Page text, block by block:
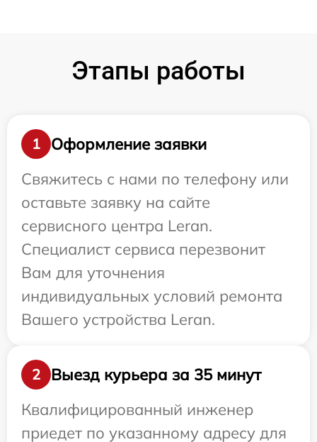
Этапы работы
1
Оформление заявки
Свяжитесь с нами по телефону или
оставьте заявку на сайте
сервисного центра Leran.
Специалист сервиса перезвонит
Вам для уточнения
индивидуальных условий ремонта
Вашего устройства Leran.
2
Выезд курьера за 35 минут
Квалифицированный инженер
приедет по указанному адресу для